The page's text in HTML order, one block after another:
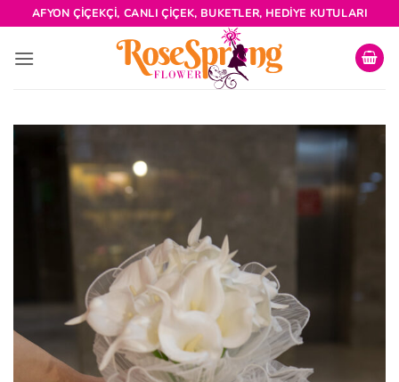
İçeriğe
atla
AFYON ÇIÇEKÇI, CANLI ÇIÇEK, BUKETLER, HEDIYE KUTULARI